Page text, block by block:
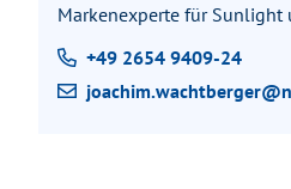
Markenexperte für Sunlight
+49 2654 9409-24